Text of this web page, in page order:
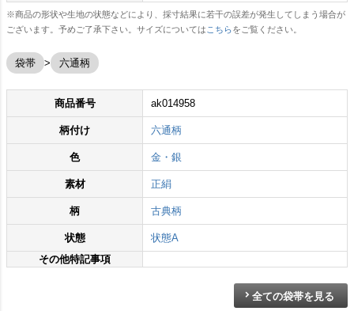
※商品の形状や生地の状態などにより、採寸結果に若干の誤差が発生してしまう場合が
ございます。予めご了承下さい。サイズについては こちらをご覧ください。
袋帯 六通柄
商品番号 ak014958
柄付け 六通柄
色 金・銀
素材 正絹
柄 古典柄
状態
状態A
その他特記事項
全ての袋帯を見る